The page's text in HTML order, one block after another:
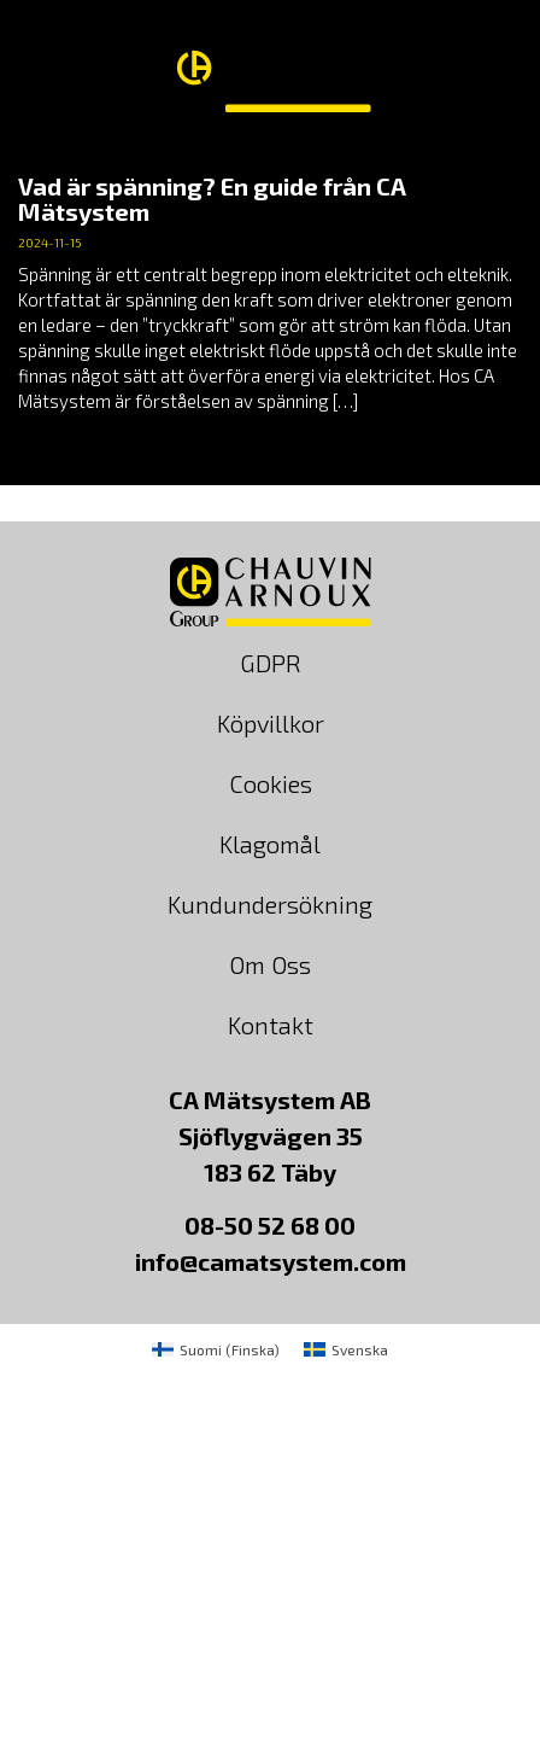
Vad är spänning? En guide från CA
Mätsystem
2024-11-15
Spänning är ett centralt begrepp inom elektricitet och elteknik.
Kortfattat är spänning den kraft som driver elektroner genom
en ledare – den ”tryckkraft” som gör att ström kan flöda. Utan
spänning skulle inget elektriskt flöde uppstå och det skulle inte
finnas något sätt att överföra energi via elektricitet. Hos CA
Mätsystem är förståelsen av spänning […]
GDPR
Köpvillkor
Cookies
Klagomål
Kundundersökning
Om Oss
Kontakt
CA Mätsystem AB
Sjöflygvägen 35
183 62 Täby
08-50 52 68 00
info@camatsystem.com
Suomi (Finska) Svenska